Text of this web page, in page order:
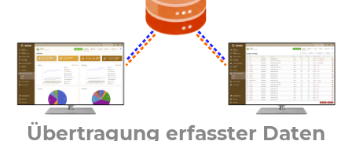
Übertragung erfasster Daten